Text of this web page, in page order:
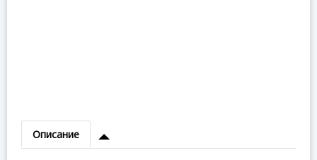
Описание